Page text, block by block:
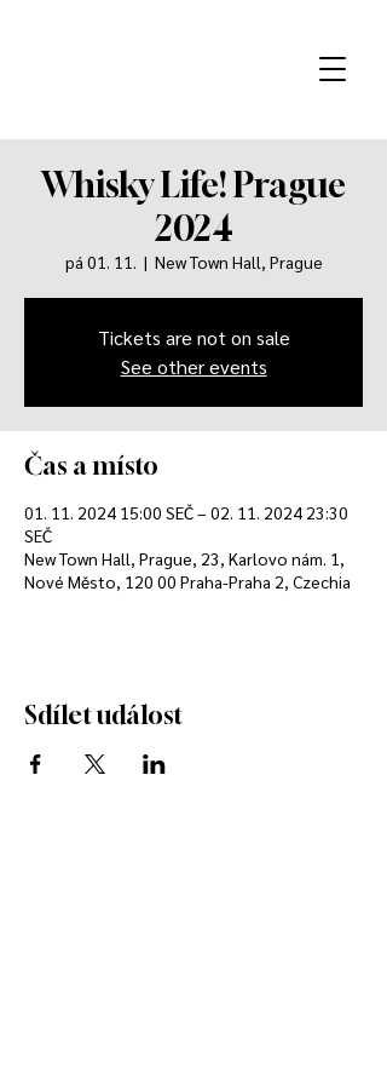
Whisky Life! Prague
2024
pá 01. 11.
  |
New Town Hall, Prague
Tickets are not on sale
See other events
Čas a místo
01. 11. 2024 15:00 SEČ – 02. 11. 2024 23:30
SEČ
New Town Hall, Prague, 23, Karlovo nám. 1,
Nové Město, 120 00 Praha-Praha 2, Czechia
Sdílet událost